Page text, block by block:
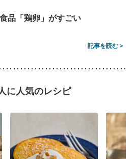
品「鶏卵」がすごい
記事を読む >
に人気のレシピ